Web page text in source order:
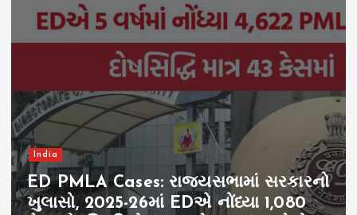
India
ED PMLA Cases: રાજ્યસભામાં સરકારનો
ખુલાસો, 2025-26માં EDએ નોંધ્યા 1,080